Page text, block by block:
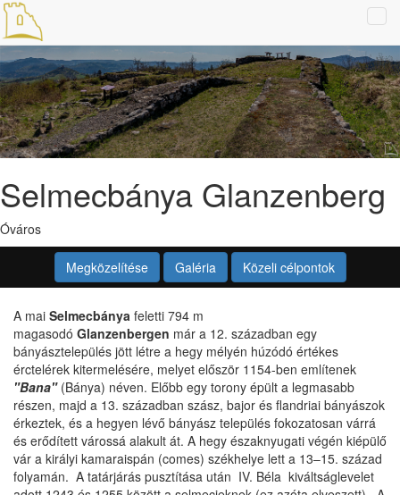
Selmecbánya Glanzenberg
Óváros
Megközelítése Galéria Közeli célpontok
A mai Selmecbánya feletti 794 m
magasodó Glanzenbergen már a 12. században egy
bányásztelepülés jött létre a hegy mélyén húzódó értékes
érctelérek kitermelésére, melyet először 1154-ben említenek
"Bana"(Bánya) néven. Előbb egy torony épült a legmasabb
részen, majd a 13. században szász, bajor és flandriai bányászok
érkeztek, és a hegyen lévő bányász település fokozatosan várrá
és erődített várossá alakult át. A hegy északnyugati végén kiépülő
vár a királyi kamaraispán (comes) székhelye lett a 13–15. század
folyamán. A tatárjárás pusztítása után IV. Béla kiváltságlevelet